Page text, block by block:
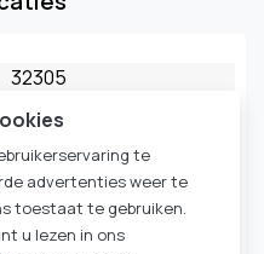
32305
Suprafix
per stuk
FAHL
1-delig
haakjes
te
advertenties weer te
toestaat te gebruiken.
u lezen in ons